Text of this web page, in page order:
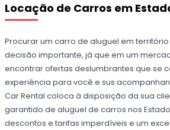
Locação de Carros em
Procurar um carro de aluguel em
decisão importante, já que em um
encontrar ofertas deslumbrantes que se
experiência para você e sus
Car Rental coloca à disposição da sua
garantido de aluguel de carros nos
descontos e tarifas imperdíveis e um